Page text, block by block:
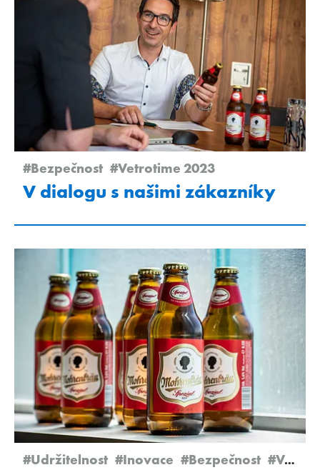
#Bezpečnost #Vetrotime 2023
V dialogu s našimi zákazníky
#Udržitelnost #Inovace #Bezpečnost #Vetrotime 2022